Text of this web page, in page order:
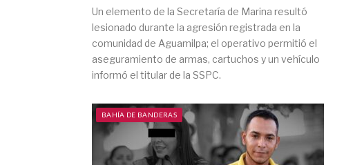
Un elemento de la Secretaría de Marina resultó
lesionado durante la agresión registrada en la
comunidad de Aguamilpa; el operativo permitió el
aseguramiento de armas, cartuchos y un vehículo
informó el titular de la SSPC.
BAHÍA DE BANDERAS